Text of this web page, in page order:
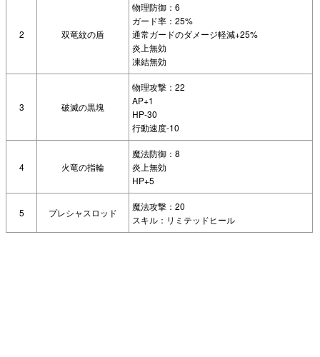
2 双竜紋の盾
物理防御：6
ガード率：25%
通常ガードのダメージ軽減+25%
炎上無効
凍結無効
3 破滅の黒塊
物理攻撃：22
AP+1
HP-30
行動速度-10
4 火竜の指輪
魔法防御：8
炎上無効
HP+5
5 プレシャスロッド
魔法攻撃：20
スキル：リミテッドヒール